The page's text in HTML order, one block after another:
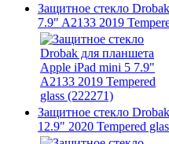
Защитное стекло
7.9" A2133 2019
Защитное стекло
12.9" 2020 Tempered